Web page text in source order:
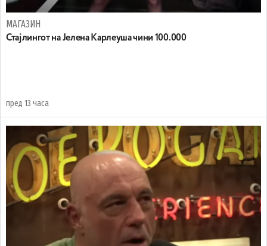
МАГАЗИН
Стајлингот на Јелена Карлеуша чини 100.000
пред 13 часа